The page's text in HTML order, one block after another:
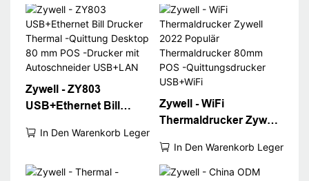
Zywell - ZY803
USB+Ethernet Bill
Quittung Desktop 80
Autoschneider
In Den Warenkorb Legen
Zywell - WiFi
Thermaldrucker Zywell
Thermaldrucker 80mm
POS -Quittungsdrucker
In Den Warenkorb Legen